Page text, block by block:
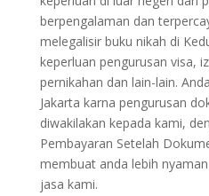
berpengalaman dan
melegalisir buku nikah di
keperluan pengurusan visa,
pernikahan dan lain-lain.
Jakarta karna pengurusan
diwakilakan kepada kami,
Pembayaran Setelah
membuat anda lebih
jasa kami.